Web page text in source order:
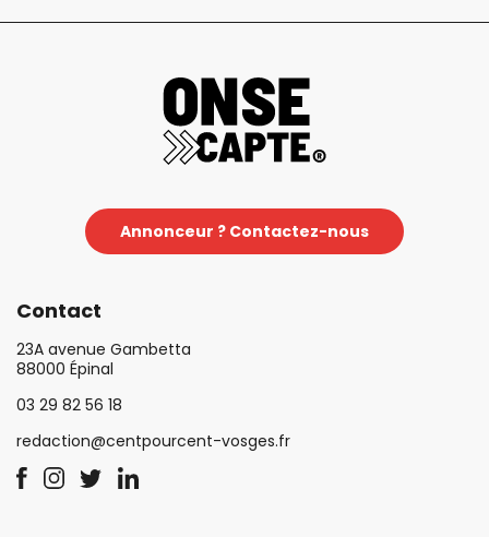
Annonceur ? Contactez-nous
Contact
23A avenue Gambetta
88000 Épinal
03 29 82 56 18
redaction@centpourcent-vosges.fr